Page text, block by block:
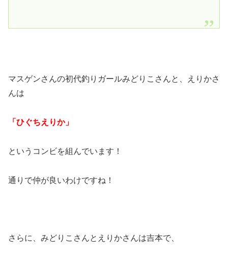
マスゲンさんの初代釣りガールみどりこさんと、えりかさ
んは
「ひぐちえりか」
というコンビを組んでいます！
通りで仲が良いわけですね！
さらに、みどりこさんとえりかさんは吉本で、